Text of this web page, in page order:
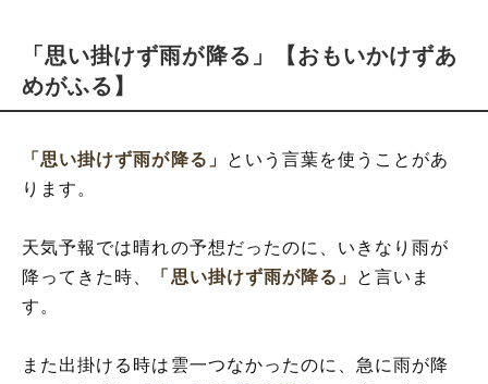
「思い掛けず雨が降る」【おもいかけずあ
めがふる】
「思い掛けず雨が降る」
という言葉を使うことがあ
ります。
天気予報では晴れの予想だったのに、いきなり雨が
降ってきた時、
「思い掛けず雨が降る」
と言いま
す。
また出掛ける時は雲一つなかったのに、急に雨が降